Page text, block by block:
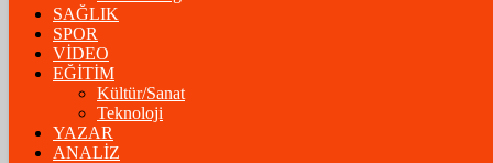
6.175,37%-1,31
ÇEYREK ALTIN
10.093,00%-1,09
BİTCOİN
SAĞLIK
SPOR
VİDEO
EĞİTİM
Kültür/Sanat
Teknoloji
YAZAR
ANALİZ